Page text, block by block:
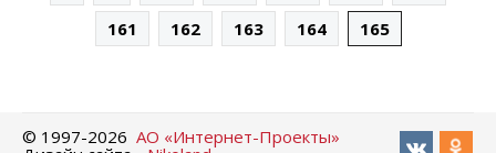
161
162 163 164 165
© 1997-2026 АО «Интернет-Проекты»